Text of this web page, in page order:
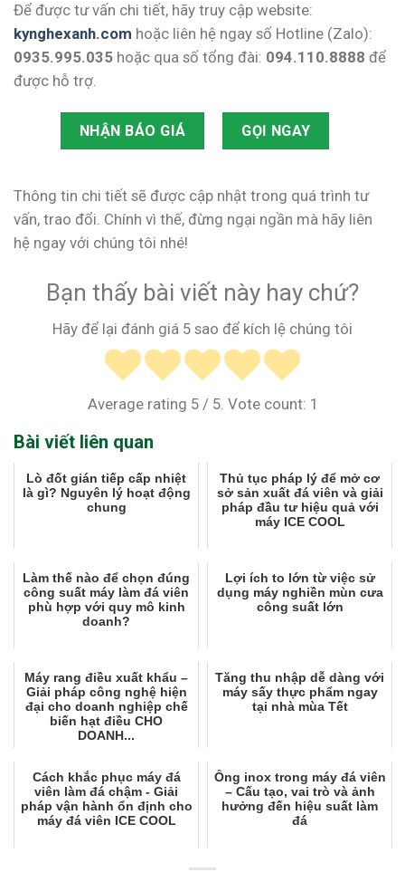
Để được tư vấn chi tiết, hãy truy cập website:
kynghexanh.com hoặc liên hệ ngay số Hotline (Zalo):
0935.995.035 hoặc qua số tổng đài: 094.110.8888 để
được hỗ trợ.
NHẬN BÁO GIÁ GỌI NGAY
Thông tin chi tiết sẽ được cập nhật trong quá trình tư
vấn, trao đổi. Chính vì thế, đừng ngại ngần mà hãy liên
hệ ngay với chúng tôi nhé!
Bạn thấy bài viết này hay chứ?
Hãy để lại đánh giá 5 sao để kích lệ chúng tôi
Average rating 5/ 5. Vote count: 1
Bài viết liên quan
Lò đốt gián tiếp cấp nhiệt
là gì? Nguyên lý hoạt động
chung
Thủ tục pháp lý để mở cơ
sở sản xuất đá viên và giải
pháp đầu tư hiệu quả với
máy ICE COOL
Làm thế nào để chọn đúng
công suất máy làm đá viên
phù hợp với quy mô kinh
doanh?
Lợi ích to lớn từ việc sử
dụng máy nghiền mùn cưa
công suất lớn
Máy rang điều xuất khẩu –
Giải pháp công nghệ hiện
đại cho doanh nghiệp chế
biến hạt điều CHO
DOANH...
Tăng thu nhập dễ dàng với
máy sấy thực phẩm ngay
tại nhà mùa Tết
Cách khắc phục máy đá
viên làm đá chậm - Giải
pháp vận hành ổn định cho
máy đá viên ICE COOL
Ống inox trong máy đá viên
– Cấu tạo, vai trò và ảnh
hưởng đến hiệu suất làm
đá